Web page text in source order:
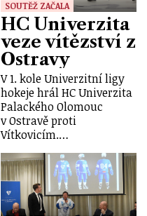
SOUTĚŽ ZAČALA
HC Univerzita
veze vítězství z
Ostravy
V 1. kole Univerzitní ligy
hokeje hrál HC Univerzita
Palackého Olomouc
v Ostravě proti
Vítkovicím.…